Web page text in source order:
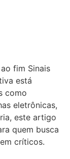
fim Sinais
está
como
eletrônicas,
este artigo
quem busca
críticos.